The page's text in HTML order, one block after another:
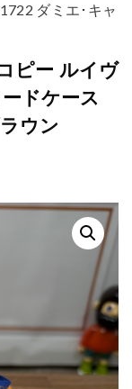
ダミエ･キャ
ピー ルイヴ
ドケース
ウン